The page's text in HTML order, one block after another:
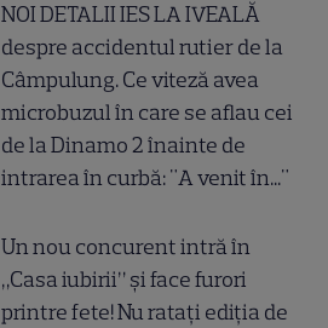
NOI DETALII IES LA IVEALĂ
despre accidentul rutier de la
Câmpulung. Ce viteză avea
microbuzul în care se aflau cei
de la Dinamo 2 înainte de
intrarea în curbă: "A venit în..."
Un nou concurent intră în
„Casa iubirii” și face furori
printre fete! Nu ratați ediția de